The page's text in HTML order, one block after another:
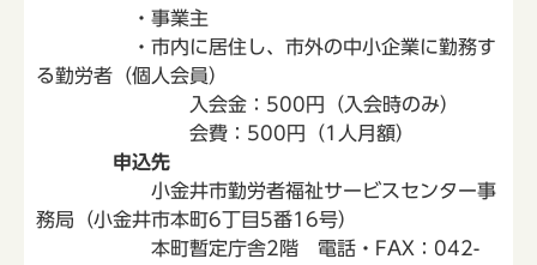
・事業主
・市内に居住し、市外の中小企業に勤務す
る勤労者（個人会員）
入会金：500円（入会時のみ）
会費：500円（1人月額）
申込先
小金井市勤労者福祉サービスセンター事
務局（小金井市本町6丁目5番16号）
本町暫定庁舎2階 電話・FAX：042-